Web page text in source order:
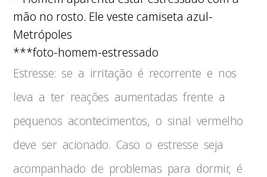
***foto-homem-estressado
Estresse: se a irritação é recorrente e nos
leva a ter reações aumentadas frente a
pequenos acontecimentos, o sinal vermelho
deve ser acionado. Caso o estresse seja
acompanhado de problemas para dormir, é